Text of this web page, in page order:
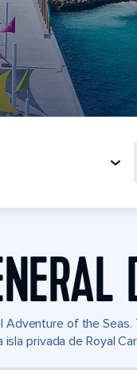
of the
privada de Royal